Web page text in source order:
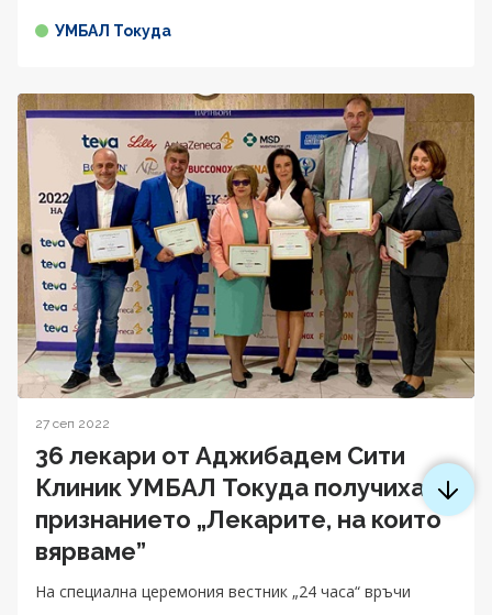
УМБАЛ Токуда
27 сеп 2022
36 лекари от Аджибадем Сити
Клиник УМБАЛ Токуда получиха
признанието „Лекарите, на които
вярваме”
На специална церемония вестник „24 часа“ връчи